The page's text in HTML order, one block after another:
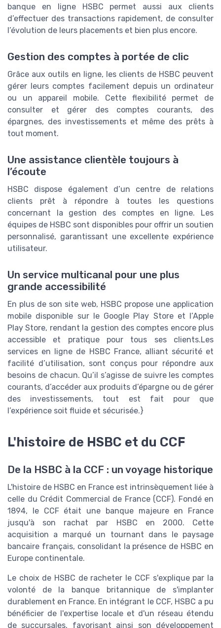
banque en ligne HSBC permet aussi aux clients
d’effectuer des transactions rapidement, de consulter
l’évolution de leurs placements et bien plus encore.
Gestion des comptes à portée de clic
Grâce aux outils en ligne, les clients de HSBC peuvent
gérer leurs comptes facilement depuis un ordinateur
ou un appareil mobile. Cette flexibilité permet de
consulter et gérer des comptes courants, des
épargnes, des investissements et même des prêts à
tout moment.
Une assistance clientèle toujours à
l’écoute
HSBC dispose également d’un centre de relations
clients prêt à répondre à toutes les questions
concernant la gestion des comptes en ligne. Les
équipes de HSBC sont disponibles pour offrir un soutien
personnalisé, garantissant une excellente expérience
utilisateur.
Un service multicanal pour une plus
grande accessibilité
En plus de son site web, HSBC propose une application
mobile disponible sur le Google Play Store et l’Apple
Play Store, rendant la gestion des comptes encore plus
accessible et pratique pour tous ses clients.Les
services en ligne de HSBC France, alliant sécurité et
facilité d’utilisation, sont conçus pour répondre aux
besoins de chacun. Qu’il s’agisse de suivre les comptes
courants, d’accéder aux produits d’épargne ou de gérer
des investissements, tout est fait pour que
l’expérience soit fluide et sécurisée.}
L'histoire de HSBC et du CCF
De la HSBC à la CCF : un voyage historique
L'histoire de HSBC en France est intrinsèquement liée à
celle du Crédit Commercial de France (CCF). Fondé en
1894, le CCF était une banque majeure en France
jusqu'à son rachat par HSBC en 2000. Cette
acquisition a marqué un tournant dans le paysage
bancaire français, consolidant la présence de HSBC en
Europe continentale.
Le choix de HSBC de racheter le CCF s'explique par la
volonté de la banque britannique de s'implanter
durablement en France. En intégrant le CCF, HSBC a pu
bénéficier de l'expertise locale et d'un réseau étendu
de succursales, favorisant ainsi son développement